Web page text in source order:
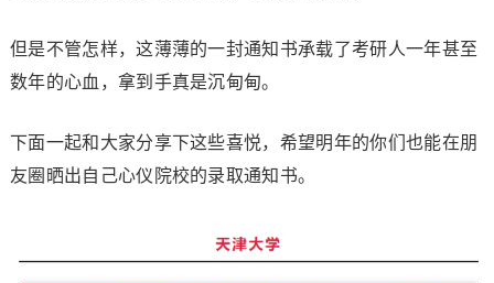
但是不管怎样，这薄薄的一封通知书承载了考研人一年甚至
数年的心血，拿到手真是沉甸甸。
下面一起和大家分享下这些喜悦，希望明年的你们也能在朋
友圈晒出自己心仪院校的录取通知书。